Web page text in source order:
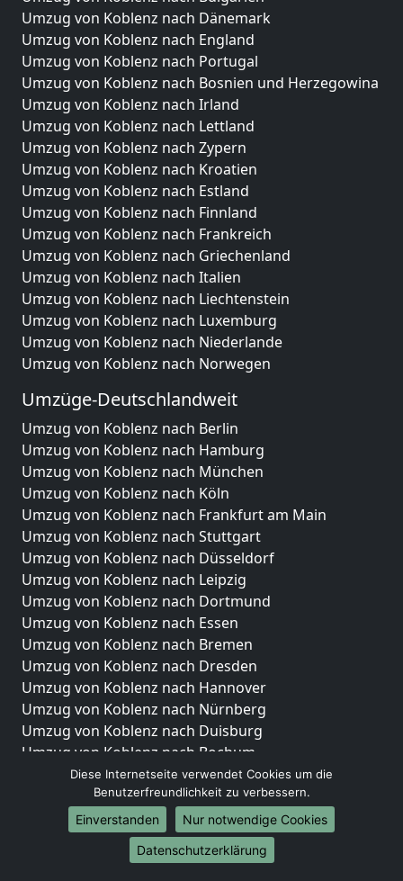
Umzug von Koblenz nach Dänemark
Umzug von Koblenz nach England
Umzug von Koblenz nach Portugal
Umzug von Koblenz nach Bosnien und Herzegowina
Umzug von Koblenz nach Irland
Umzug von Koblenz nach Lettland
Umzug von Koblenz nach Zypern
Umzug von Koblenz nach Kroatien
Umzug von Koblenz nach Estland
Umzug von Koblenz nach Finnland
Umzug von Koblenz nach Frankreich
Umzug von Koblenz nach Griechenland
Umzug von Koblenz nach Italien
Umzug von Koblenz nach Liechtenstein
Umzug von Koblenz nach Luxemburg
Umzug von Koblenz nach Niederlande
Umzug von Koblenz nach Norwegen
Umzüge-Deutschlandweit
Umzug von Koblenz nach Berlin
Umzug von Koblenz nach Hamburg
Umzug von Koblenz nach München
Umzug von Koblenz nach Köln
Umzug von Koblenz nach Frankfurt am Main
Umzug von Koblenz nach Stuttgart
Umzug von Koblenz nach Düsseldorf
Umzug von Koblenz nach Leipzig
Umzug von Koblenz nach Dortmund
Umzug von Koblenz nach Essen
Umzug von Koblenz nach Bremen
Umzug von Koblenz nach Dresden
Umzug von Koblenz nach Hannover
Umzug von Koblenz nach Nürnberg
Umzug von Koblenz nach Duisburg
Umzug von Koblenz nach Bochum
Umzug von Koblenz nach Wuppertal
Umzug von Koblenz nach Bielefeld
Umzug von Koblenz nach Bonn
Umzug von Koblenz nach Münster
Diese Internetseite verwendet Cookies um die
Benutzerfreundlichkeit zu verbessern.
Einverstanden
Nur notwendige Cookies
Datenschutzerklärung